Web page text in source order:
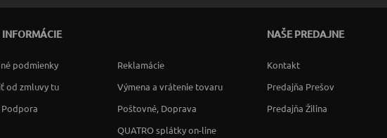
INFORMÁCIE
podmienky
Reklamácie
od zmluvy tu
Výmena a vrátenie tovaru
Podpora
Poštovné, Doprava
QUATRO splátky on-line
NAŠE PREDAJNE
Kontakt
Predajňa Prešov
Predajňa Žilina